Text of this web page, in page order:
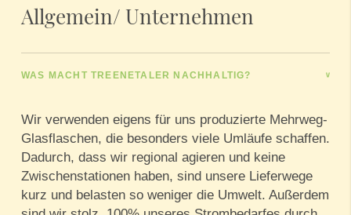
Allgemein/ Unternehmen
WAS MACHT TREENETALER NACHHALTIG? >
Wir verwenden eigens für uns produzierte Mehrweg-
Glasflaschen, die besonders viele Umläufe schaffen.
Dadurch, dass wir regional agieren und keine
Zwischenstationen haben, sind unsere Lieferwege
kurz und belasten so weniger die Umwelt. Außerdem